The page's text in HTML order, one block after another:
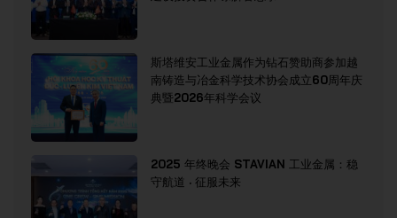
斯塔维安工业金属作为钻石赞助商参加越
南铸造与冶金科学技术协会成立60周年庆
典暨2026年科学会议
2025 年终晚会 STAVIAN 工业金属：稳
守航道 · 征服未来